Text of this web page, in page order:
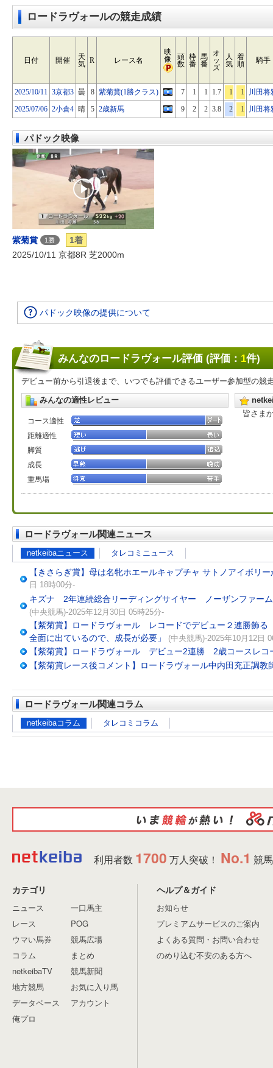
ロードラヴォールの競走成績
日付 開催
天
気 R レース名
映
像
頭
数
枠
番
馬
番
オ
ッ
ズ
人
気
着
順
騎手
2025/10/11 3京都3 曇 8 紫菊賞(1勝クラス) 7 1 1 1.7 1 1
川田将
2025/07/06 2小倉4 晴 5 2歳新馬 9 2 2 3.8 2 1 川田将
パドック映像
紫菊賞 1勝
1着
2025/10/11 京都8R 芝2000m
パドック映像の提供について
みんなのロードラヴォール評価 (評価： 1件)
デビュー前から引退後まで、いつでも評価できるユーザー参加型の競
みんなの適性レビュー
コース適性
距離適性
脚質
成長
重馬場
皆さま
ロードラヴォール関連ニュース
netkeibaニュース タレコミニュース
【きさらぎ賞】母は名牝ホエールキャプチャ サトノアイボリ
日 18時00分-
キズナ 2年連続総合リーディングサイヤー ノーザンファー
(中央競馬)-2025年12月30日 05時25分-
【紫菊賞】ロードラヴォール レコードでデビュー２連勝飾
全面に出ているので、成長が必要」
(中央競馬)-2025年10月12日
【紫菊賞】ロードラヴォール デビュー2連勝 2歳コースレコ
【紫菊賞レース後コメント】ロードラヴォール中内田充正調教
ロードラヴォール関連コラム
netkeibaコラム タレコミコラム
利用者数 1700 万人突破！ No.1 競
カテゴリ
ニュース
レース
ウマい馬券
コラム
netkeibaTV
地方競馬
データベース
俺プロ
一口馬主
POG
競馬広場
まとめ
競馬新聞
お気に入り馬
アカウント
ヘルプ＆ガイド
お知らせ
プレミアムサービスのご案内
よくある質問・お問い合わせ
のめり込む不安のある方へ